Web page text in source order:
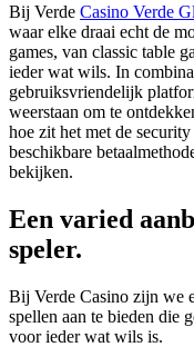
Bij Verde Casino Verde
waar elke draai echt de
games, van classic table
ieder wat wils. In
gebruiksvriendelijk
weerstaan om te
hoe zit het met de
beschikbare
bekijken.
Een varied
speler.
Bij Verde Casino zijn we
spellen aan te bieden die
voor ieder wat wils is.